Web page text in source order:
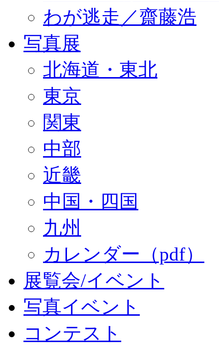
わが逃走／齋藤浩
写真展
北海道・東北
東京
関東
中部
近畿
中国・四国
九州
カレンダー（pdf）
展覧会/イベント
写真イベント
コンテスト